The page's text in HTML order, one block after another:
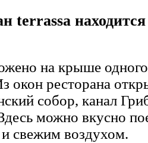
terrassa
на крыше
окон ресторана
собор, канал
можно вкусно
свежим воздухом.